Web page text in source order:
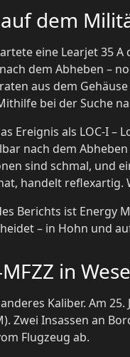
dem
eine Learjet 35
dem Abheben –
aus dem
bei der Suche
Ereignis als LOC-I
nach dem
sind schmal, und
handelt reflexartig.
Berichts ist Energy
– in Hohn und
in
Kaliber. Am
Zwei Insassen an
Flugzeug ab.